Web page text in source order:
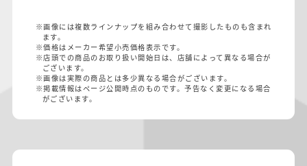
※画像には複数ラインナップを組み合わせて撮影したものも含まれ
ます。
※価格はメーカー希望小売価格表示です。
※店頭での商品のお取り扱い開始日は、店舗によって異なる場合が
ございます。
※画像は実際の商品とは多少異なる場合がございます。
※掲載情報はページ公開時点のものです。予告なく変更になる場合
がございます。